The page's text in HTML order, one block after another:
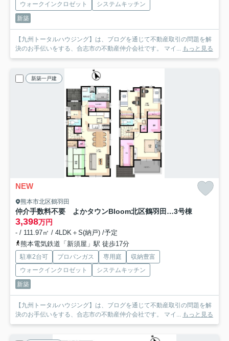
ウォークインクロゼット
システムキッチン
新築
【九州トータルハウジング】は、ブログを通じて不動産取引の問題を解
決のお手伝いをする、合志市の不動産仲介会社です。 マイ... もっと見る
新築一戸建
NEW
熊本市北区鶴羽田
仲介手数料不要 よかタウンBloom北区鶴羽田3丁目１期【北部東小・北部中】3号棟
3,398万円
- / 111.97㎡ / 4LDK＋S(納戸) /予定
熊本電気鉄道「新須屋」駅 徒歩17分
駐車2台可 プロパンガス 専用庭
収納豊富
ウォークインクロゼット
システムキッチン
新築
【九州トータルハウジング】は、ブログを通じて不動産取引の問題を解
決のお手伝いをする、合志市の不動産仲介会社です。 マイ... もっと見る